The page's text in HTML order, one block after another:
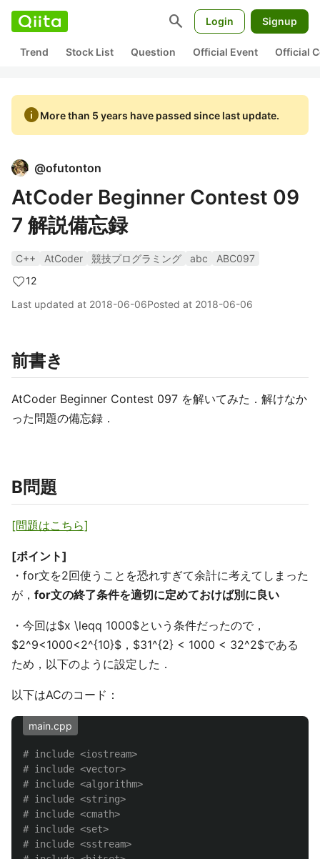
search Login Signup
Trend Stock List Question Official Event Official
infoMore than 5 years have passed since last update.
@ofutonton
AtCoder Beginner Contest 09
7 解説備忘録
C++ AtCoder 競技プログラミング abc
ABC097
12
Last updated at 2018-06-06Posted at 2018-06-06
前書き
AtCoder Beginner Contest 097 を解いてみた．解けなか
った問題の備忘録．
B問題
[問題はこちら]
[ポイント]
・for文を2回使うことを恐れすぎて余計に考えてしまった
が， for文の終了条件を適切に定めておけば別に良い
・今回は$x \leqq 1000$という条件だったので，
$2^9<1000<2^{10}$，$31^{2} < 1000 < 32^2$である
ため，以下のように設定した．
以下はACのコード：
main.cpp
# include <iostream>
# include <vector>
# include <algorithm>
# include <string>
# include <cmath>
# include <set>
# include <sstream>